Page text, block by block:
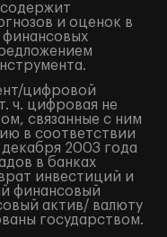
и оценок в
цифровой
ч. цифровая не
связанные с ним
в соответствии
2003 года
в банках
инвестиций и
финансовый
актив/ валюту
государством.